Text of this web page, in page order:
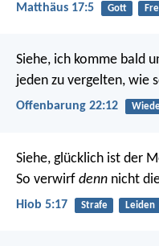
Matthäus 17:5 Gott
Siehe, ich komme bald
jeden zu vergelten, wie
Offenbarung 22:12
Siehe, glücklich ist der
So verwirf denn nicht
Hiob 5:17 Strafe Leiden